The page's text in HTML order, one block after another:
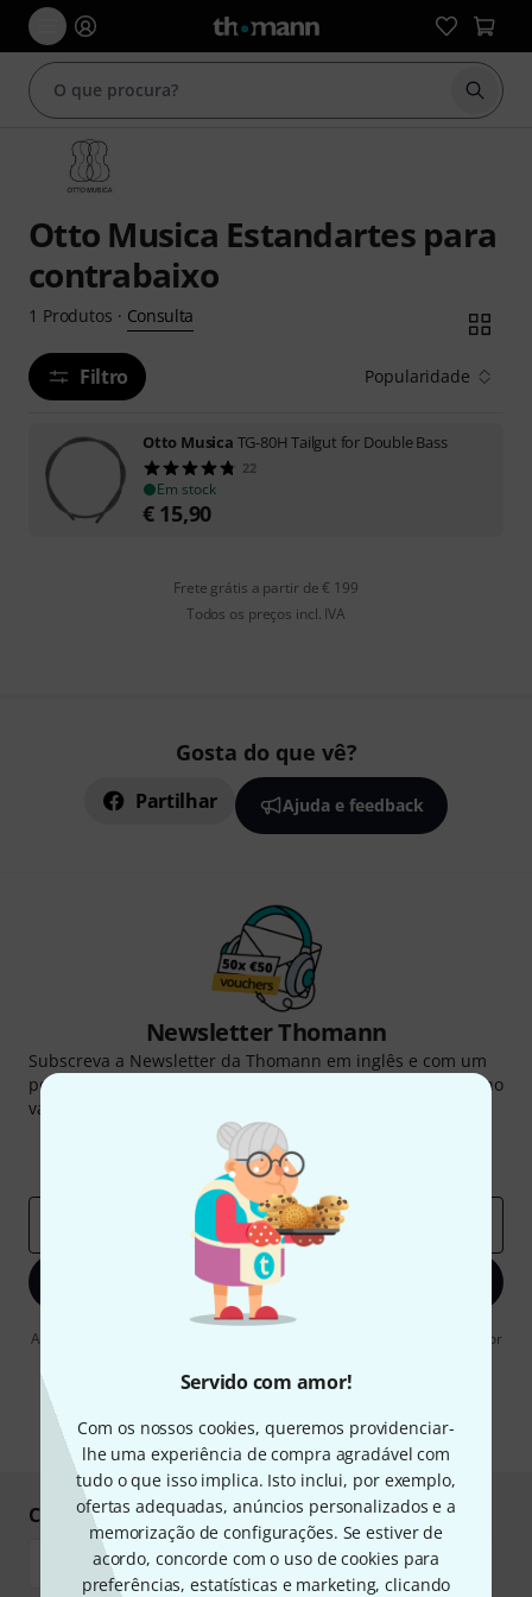
Servido com amor!
Com os nossos cookies, queremos providenciar-
lhe uma experiência de compra agradável com
tudo o que isso implica. Isto inclui, por exemplo,
ofertas adequadas, anúncios personalizados e a
memorização de configurações. Se estiver de
acordo, concorde com o uso de cookies para
preferências, estatísticas e marketing, clicando
Iniciar
Otto Musica Estandartes para
contrabaixo
1 Produtos · Consulta
Filtro Popularidade
Otto Musica TG-80H Tailgut for Double Bass
22
Em stock
€ 15,90
Frete grátis a partir de € 199
Todos os preços incl. IVA
Gosta do que vê?
Partilhar Ajuda e feedback
Newsletter Thomann
Subscreva a Newsletter da Thomann em inglês e com um
pouco de sorte você poderá ganhar um dos
no
valor de
Contribuições inspiradoras
Insights da Thomann
Endereço de e-mail
Inscreva-se agora
Ao clicar em "Inscreva-se agora", concordo em receber publicidade por
encontrar mais informações sobre a newsletter na nossa
proteção de dados.
* Requeridos
Compre e pague em segurança